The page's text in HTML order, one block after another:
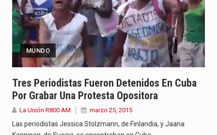
MUNDO
Tres Periodistas Fueron Detenidos En Cuba
Por Grabar Una Protesta Opositora
La Unión R800 AM marzo 25, 2015
Las periodistas Jessica Stolzmann, de Finlandia, y Jaana